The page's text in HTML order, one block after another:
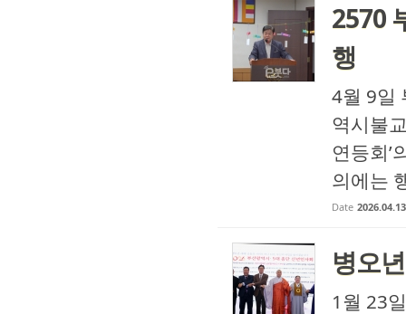
2570
행
4월 9일
역시불
연등회’
의에는
Date 2026.04.13
병오
1월 23